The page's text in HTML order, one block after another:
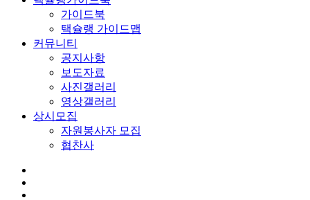
가이드북
택슐랭 가이드맵
커뮤니티
공지사항
보도자료
사진갤러리
영상갤러리
상시모집
자원봉사자 모집
협찬사